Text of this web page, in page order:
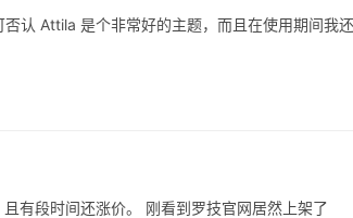
认 Attila 是个非常好的主题，而且在使用期间我
有段时间还涨价。 刚看到罗技官网居然上架了